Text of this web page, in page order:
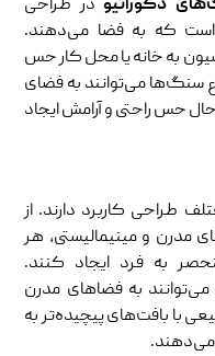
دکوراتیودر طراحی
که به فضا می‌دهند.
به خانه یا محل کار حس
سنگ‌ها می‌توانند به فضای
حس راحتی و آرامش ایجاد
طراحی کاربرد دارند. از
و مینیمالیستی، هر
به فرد ایجاد کنند.
به فضاهای مدرن
با بافت‌های پیچیده‌تر به